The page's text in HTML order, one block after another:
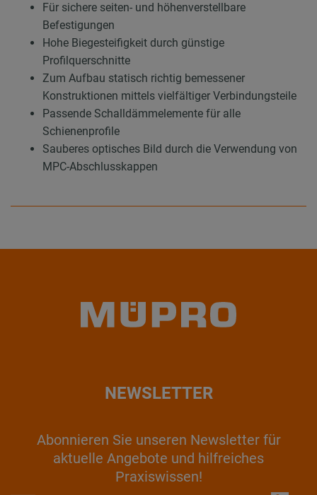
Für sichere seiten- und höhenverstellbare
Befestigungen
Hohe Biegesteifigkeit durch günstige
Profilquerschnitte
Zum Aufbau statisch richtig bemessener
Konstruktionen mittels vielfältiger Verbindungsteile
Passende Schalldämmelemente für alle
Schienenprofile
Sauberes optisches Bild durch die Verwendung von
MPC-Abschlusskappen
NEWSLETTER
Abonnieren Sie unseren Newsletter für
aktuelle Angebote und hilfreiches
Praxiswissen!